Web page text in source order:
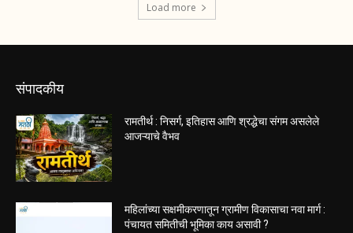
Load more
संपादकीय
रामतीर्थ : निसर्ग, इतिहास आणि श्रद्धेचा संगम असलेले
आजऱ्याचे वैभव
महिलांच्या सक्षमीकरणातून ग्रामीण विकासाचा नवा मार्ग :
पंचायत समितीची भूमिका काय असावी ?